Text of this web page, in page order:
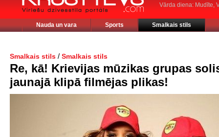
Vārda diena: Mudīte,
Nauda un vara Sports Smalkais stils
Smalkais stils / Smalkais stils
Re, kā! Krievijas mūzikas grupas
jaunajā klipā filmējas plikas!